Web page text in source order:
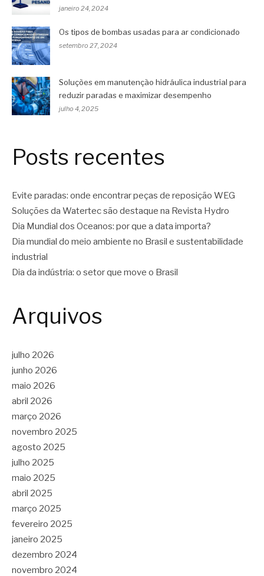
janeiro 24, 2024
Os tipos de bombas usadas para ar condicionado
setembro 27, 2024
Soluções em manutenção hidráulica industrial para
reduzir paradas e maximizar desempenho
julho 4, 2025
Posts recentes
Evite paradas: onde encontrar peças de reposição WEG
Soluções da Watertec são destaque na Revista Hydro
Dia Mundial dos Oceanos: por que a data importa?
Dia mundial do meio ambiente no Brasil e sustentabilidade
industrial
Dia da indústria: o setor que move o Brasil
Arquivos
julho 2026
junho 2026
maio 2026
abril 2026
março 2026
novembro 2025
agosto 2025
julho 2025
maio 2025
abril 2025
março 2025
fevereiro 2025
janeiro 2025
dezembro 2024
novembro 2024